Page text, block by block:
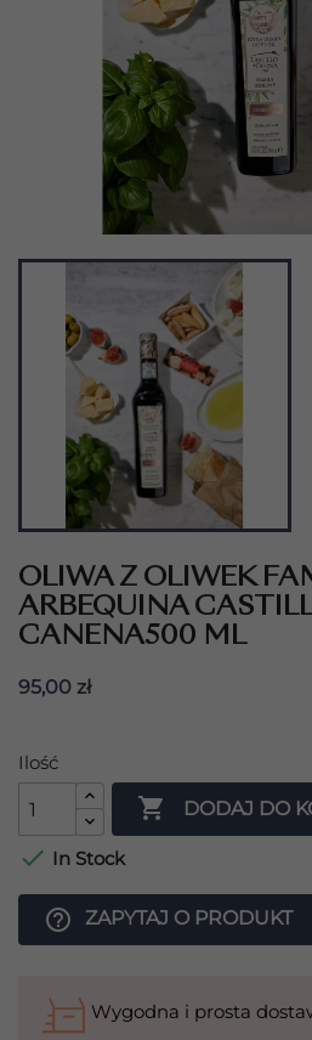
OLIWA Z OLIWEK
ARBEQUINA
CANENA500 ML
95,00 zł
Ilość
 DODAJ DO
 In Stock
help_outline ZAPYTAJ O PRODUKT
Wygodna i prosta